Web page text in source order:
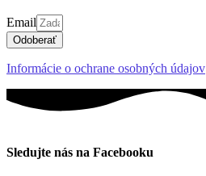
Email
Odoberať
Informácie o ochrane osobných údajov
Sledujte nás na Facebooku